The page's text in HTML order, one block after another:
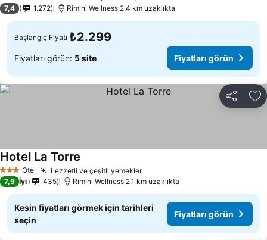
7,4
1.272 Rimini Wellness 2.4 km uzaklıkta
Başlangıç Fiyatı ₺2.299
Fiyatları görün: 5 site Fiyatları görün
Paylaş
3 YıldızOtel Lezzetli ve çeşitli yemekler
Hotel La Torre
7,9 İyi 435 Rimini Wellness 2.1 km uzaklıkta
Kesin fiyatları görmek için tarihleri
seçin
Fiyatları görün